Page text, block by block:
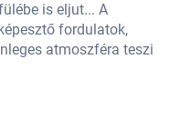
is eljut... A
fordulatok,
atmoszféra teszi